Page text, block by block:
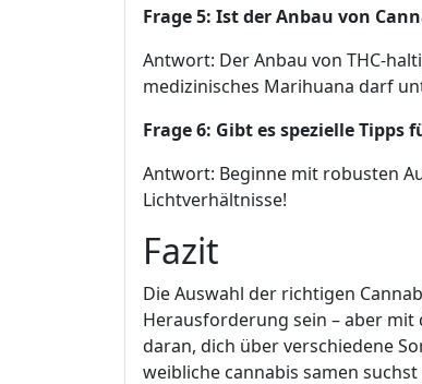
Frage 5: Ist der Anbau von
Antwort: Der Anbau von THC-
medizinisches Marihuana darf
Frage 6: Gibt es spezielle Tipps
Antwort: Beginne mit robusten
Lichtverhältnisse!
Fazit
Die Auswahl der richtigen
Herausforderung sein – aber
daran, dich über verschiedene
weibliche cannabis samen